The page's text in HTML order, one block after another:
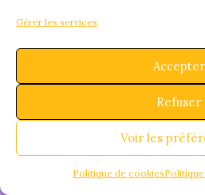
Gérer les services
Accepter
Refuser
Voir les
Politique de cookies